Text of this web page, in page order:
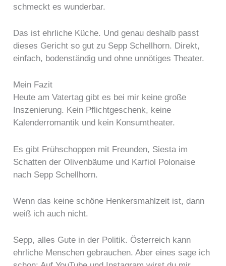
schmeckt es wunderbar.
Das ist ehrliche Küche. Und genau deshalb passt
dieses Gericht so gut zu Sepp Schellhorn. Direkt,
einfach, bodenständig und ohne unnötiges Theater.
Mein Fazit
Heute am Vatertag gibt es bei mir keine große
Inszenierung. Kein Pflichtgeschenk, keine
Kalenderromantik und kein Konsumtheater.
Es gibt Frühschoppen mit Freunden, Siesta im
Schatten der Olivenbäume und Karfiol Polonaise
nach Sepp Schellhorn.
Wenn das keine schöne Henkersmahlzeit ist, dann
weiß ich auch nicht.
Sepp, alles Gute in der Politik. Österreich kann
ehrliche Menschen gebrauchen. Aber eines sage ich